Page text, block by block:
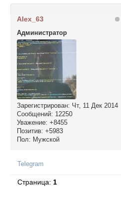
Alex_63
Администратор
Зарегистрирован: Чт, 11 Дек 2014
Сообщений: 12250
Уважение: +8455
Позитив: +5983
Пол: Мужской
Telegram
Страница: 1